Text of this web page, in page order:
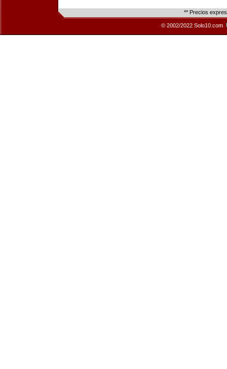
** Precios
© 2002/2022 Solo10.com